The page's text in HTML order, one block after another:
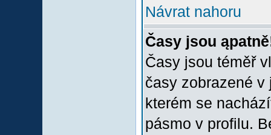
Návrat nahoru
Časy jsou
Časy jsou téměř
časy zobrazené
kterém se
pásmo v profilu.